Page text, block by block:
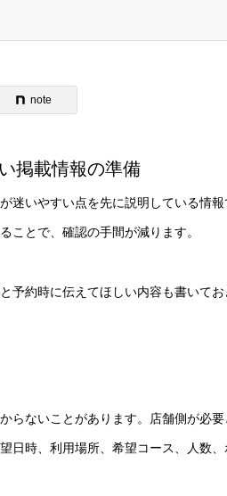
note
掲載情報の準備
迷いやすい点を先に説明している情
ことで、確認の手間が減ります。
予約時に伝えてほしい内容も書いて
らないことがあります。店舗側が必
日時、利用場所、希望コース、人数、